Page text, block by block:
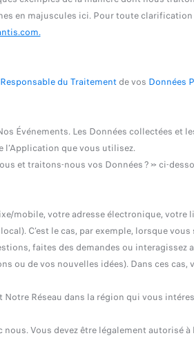
en majuscules ici. Pour toute
Responsable du Traitementde vos Données
Événements. Les Données collectées et
l’Application que vous utilisez.
et traitons-nous vos Données ? » ci-
mobile, votre adresse électronique, votre
C’est le cas, par exemple, lorsque
faites des demandes ou interagissez
ou de vos nouvelles idées). Dans ces cas,
Réseau dans la région qui vous
Vous devez être légalement autorisé à